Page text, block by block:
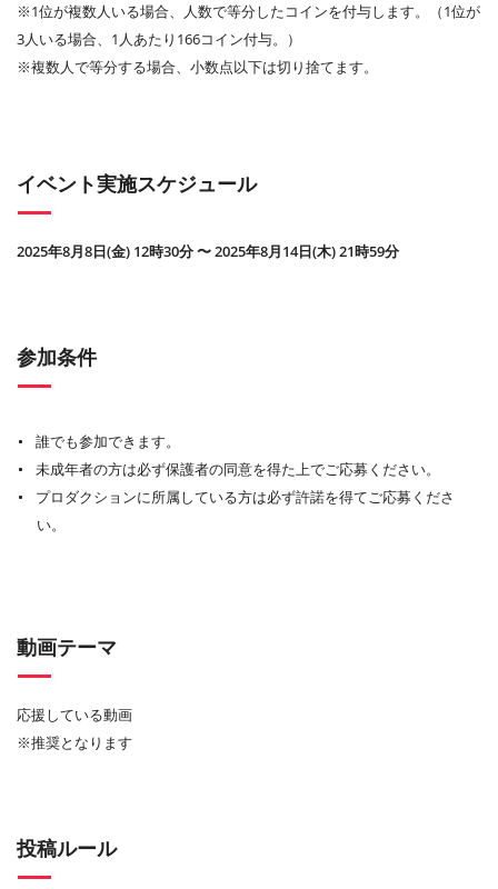
※1位が複数人いる場合、人数で等分したコインを付与します。（1位が
3人いる場合、1人あたり166コイン付与。）
※複数人で等分する場合、小数点以下は切り捨てます。
イベント実施スケジュール
2025年8月8日(金) 12時30分 〜 2025年8月14日(木) 21時59分
参加条件
誰でも参加できます。
未成年者の方は必ず保護者の同意を得た上でご応募ください。
プロダクションに所属している方は必ず許諾を得てご応募くださ
い。
動画テーマ
応援している動画
※推奨となります
投稿ルール